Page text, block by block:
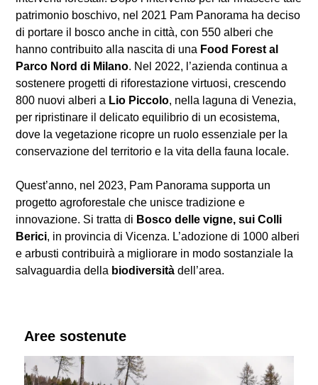
patrimonio boschivo, nel 2021 Pam Panorama ha deciso
di portare il bosco anche in città, con 550 alberi che
hanno contribuito alla nascita di una Food Forest al
Parco Nord di Milano. Nel 2022, l’azienda continua a
sostenere progetti di riforestazione virtuosi, crescendo
800 nuovi alberi a Lio Piccolo, nella laguna di Venezia,
per ripristinare il delicato equilibrio di un ecosistema,
dove la vegetazione ricopre un ruolo essenziale per la
conservazione del territorio e la vita della fauna locale.
Quest’anno, nel 2023, Pam Panorama supporta un
progetto agroforestale che unisce tradizione e
innovazione. Si tratta di Bosco delle vigne, sui Colli
Berici, in provincia di Vicenza. L’adozione di 1000 alberi
e arbusti contribuirà a migliorare in modo sostanziale la
salvaguardia della biodiversità dell’area.
Aree sostenute